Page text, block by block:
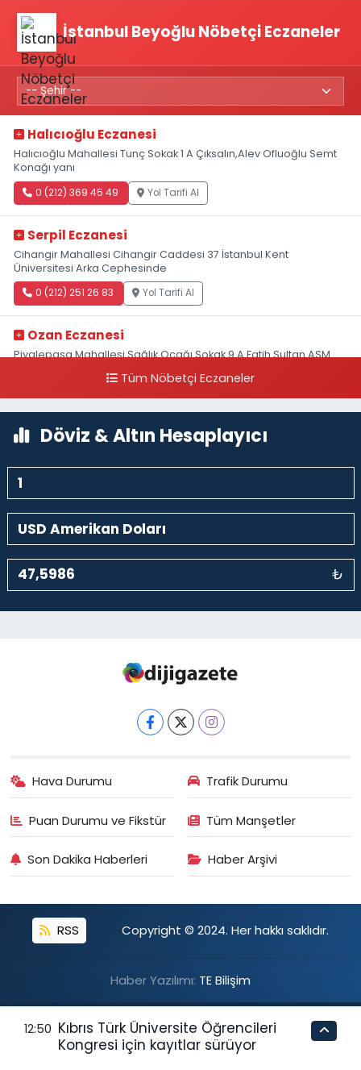
İstanbul Beyoğlu Nöbetçi Eczaneler
Halıcıoğlu Eczanesi
Halıcıoğlu Mahallesi Tunç Sokak 1 A Çıksalın,Alev Ofluoğlu Semt
Konağı yanı
0 (212) 369 45 49 Yol Tarifi Al
Serpil Eczanesi
Cihangir Mahallesi Cihangir Caddesi 37 İstanbul Kent
Üniversitesi Arka Cephesinde
0 (212) 251 26 83 Yol Tarifi Al
Ozan Eczanesi
Piyalepaşa Mahallesi Sağlık Ocağı Sokak 9 A Fatih Sultan ASM
Tüm Nöbetçi Eczaneler
Döviz & Altın Hesaplayıcı
₺
Hava Durumu Trafik Durumu
Puan Durumu ve Fikstür Tüm Manşetler
Son Dakika Haberleri Haber Arşivi
RSS Copyright © 2024. Her hakkı saklıdır.
Haber Yazılımı: TE Bilişim
12:50 Kıbrıs Türk Üniversite Öğrencileri
Kongresi için kayıtlar sürüyor